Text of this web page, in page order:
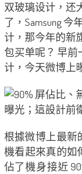
双玻璃设计，还
了，Samsung
计，那今年的新
包买单呢？ 早前
计，今天微博上
根據微博上最新
機看起來真的如
佔了機身接近